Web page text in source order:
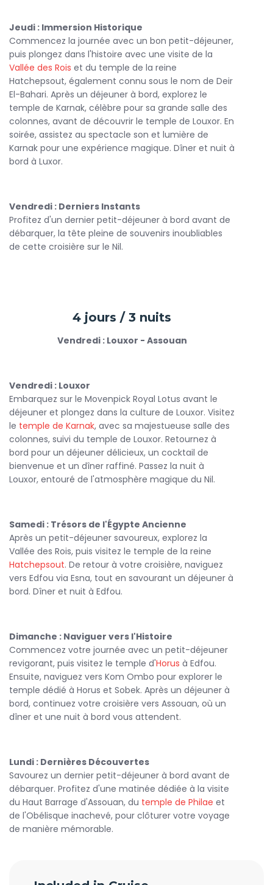
Jeudi : Immersion Historique
Commencez la journée avec un bon petit-déjeuner,
puis plongez dans l'histoire avec une visite de la
Vallée des Rois et du temple de la reine
Hatchepsout, également connu sous le nom de Deir
El-Bahari. Après un déjeuner à bord, explorez le
temple de Karnak, célèbre pour sa grande salle des
colonnes, avant de découvrir le temple de Louxor. En
soirée, assistez au spectacle son et lumière de
Karnak pour une expérience magique. Dîner et nuit à
bord à Luxor.
Vendredi : Derniers Instants
Profitez d'un dernier petit-déjeuner à bord avant de
débarquer, la tête pleine de souvenirs inoubliables
de cette croisière sur le Nil.
4 jours / 3 nuits
Vendredi : Louxor - Assouan
Vendredi : Louxor
Embarquez sur le Movenpick Royal Lotus avant le
déjeuner et plongez dans la culture de Louxor. Visitez
le temple de Karnak, avec sa majestueuse salle des
colonnes, suivi du temple de Louxor. Retournez à
bord pour un déjeuner délicieux, un cocktail de
bienvenue et un dîner raffiné. Passez la nuit à
Louxor, entouré de l'atmosphère magique du Nil.
Samedi : Trésors de l'Égypte Ancienne
Après un petit-déjeuner savoureux, explorez la
Vallée des Rois, puis visitez le temple de la reine
Hatchepsout. De retour à votre croisière, naviguez
vers Edfou via Esna, tout en savourant un déjeuner à
bord. Dîner et nuit à Edfou.
Dimanche : Naviguer vers l'Histoire
Commencez votre journée avec un petit-déjeuner
revigorant, puis visitez le temple d'Horus à Edfou.
Ensuite, naviguez vers Kom Ombo pour explorer le
temple dédié à Horus et Sobek. Après un déjeuner à
bord, continuez votre croisière vers Assouan, où un
dîner et une nuit à bord vous attendent.
Lundi : Dernières Découvertes
Savourez un dernier petit-déjeuner à bord avant de
débarquer. Profitez d'une matinée dédiée à la visite
du Haut Barrage d'Assouan, du temple de Philae et
de l'Obélisque inachevé, pour clôturer votre voyage
de manière mémorable.